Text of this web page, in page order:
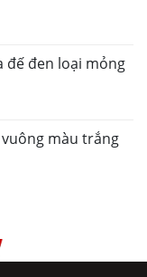
đế đen loại mỏng
màu trắng